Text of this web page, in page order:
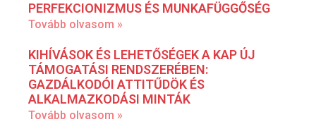
PERFEKCIONIZMUS ÉS MUNKAFÜGGŐSÉG
Tovább olvasom »
KIHÍVÁSOK ÉS LEHETŐSÉGEK A KAP ÚJ
TÁMOGATÁSI RENDSZERÉBEN:
GAZDÁLKODÓI ATTITŰDÖK ÉS
ALKALMAZKODÁSI MINTÁK
Tovább olvasom »